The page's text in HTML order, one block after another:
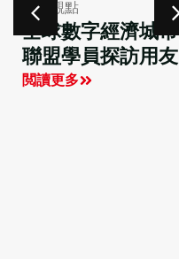
行業觀點
全球數字經濟城市
聯盟學員探訪用友
閲讀更多